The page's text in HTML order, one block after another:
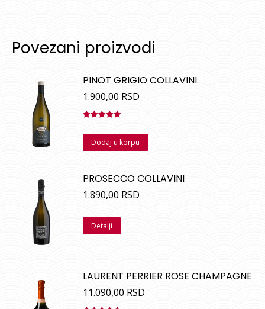
Povezani proizvodi
PINOT GRIGIO COLLAVINI
1.900,00 RSD
sa5.00od
Dodaj u korpu
PROSECCO COLLAVINI
1.890,00 RSD
Detalji
LAURENT PERRIER ROSE CHAMPAGNE
11.090,00 RSD